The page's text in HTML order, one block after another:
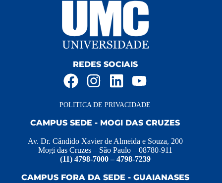
REDES SOCIAIS
POLITICA DE PRIVACIDADE
CAMPUS SEDE - MOGI DAS CRUZES
Av. Dr. Cândido Xavier de Almeida e Souza, 200
Mogi das Cruzes – São Paulo – 08780-911
(11) 4798-7000 – 4798-7239
CAMPUS FORA DA SEDE - GUAIANASES